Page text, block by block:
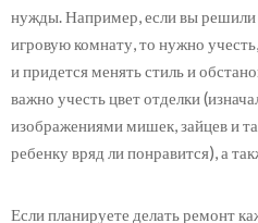
нужды. Например, если вы решили
игровую комнату, то нужно
и придется менять стиль и
важно учесть цвет отделки
изображениями мишек, зайцев и
ребенку вряд ли понравится), а
Если планируете делать ремонт